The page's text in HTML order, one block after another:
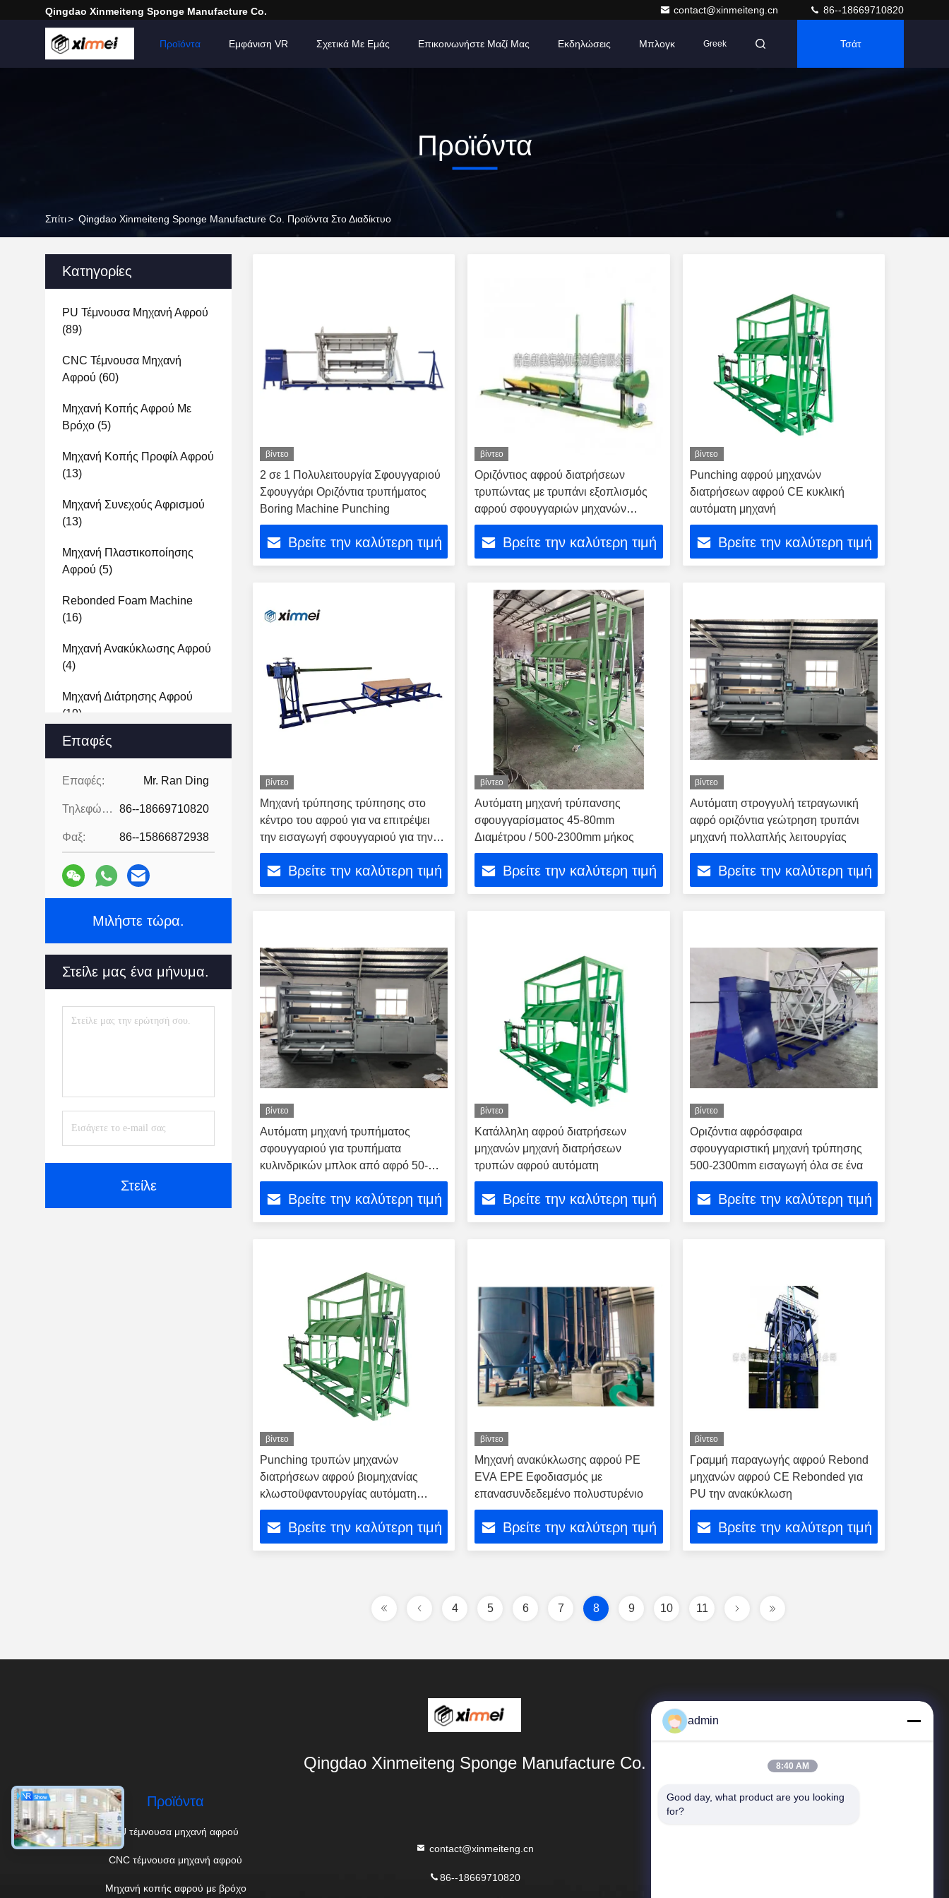
Qingdao Xinmeiteng Sponge Manufacture Co. contact@xinmeiteng.cn 86--18669710820
Σπίτι Προϊόντα Εμφάνιση VR Σχετικά Με Εμάς Επικοινωνήστε Μαζί Μας Εκδηλώσεις Μπλογκ Greek Τσάτ
Προϊόντα
Σπίτι> Qingdao Xinmeiteng Sponge Manufacture Co. Προϊόντα Στο Διαδίκτυο
Κατηγορίες
PU Τέμνουσα Μηχανή Αφρού
(89)
CNC Τέμνουσα Μηχανή
Αφρού (60)
Μηχανή Κοπής Αφρού Με
Βρόχο (5)
Μηχανή Κοπής Προφίλ Αφρού
(13)
Μηχανή Συνεχούς Αφρισμού
(13)
Μηχανή Πλαστικοποίησης
Αφρού (5)
Rebonded Foam Machine
(16)
Μηχανή Ανακύκλωσης Αφρού
(4)
Μηχανή Διάτρησης Αφρού
(19)
Καταστροφέας Εγγράφων
Σφουγγαριών(9)
(10)
Δεματοποιητής Αφρού(4)
Αυτόματη Μηχανή Palletizer
(3)
Επαφές
Επαφές: Mr. Ran Ding
Τηλεφώνημα: 86--18669710820
Φαξ: 86--15866872938
Μιλήστε τώρα.
Στείλε μας ένα μήνυμα.
Στείλε
βίντεο
2 σε 1 Πολυλειτουργία Σφουγγαριού
Σφουγγάρι Οριζόντια τρυπήματος
Boring Machine Punching
Βρείτε την καλύτερη τιμή
βίντεο
Οριζόντιος αφρού διατρήσεων
τρυπώντας με τρυπάνι εξοπλισμός
αφρού σφουγγαριών μηχανών
ακριβής
Βρείτε την καλύτερη τιμή
βίντεο
Punching αφρού μηχανών
διατρήσεων αφρού CE κυκλική
αυτόματη μηχανή
Βρείτε την καλύτερη τιμή
βίντεο
Μηχανή τρύπησης τρύπησης στο
κέντρο του αφρού για να επιτρέψει
την εισαγωγή σφουγγαριού για την
απολέπιση μηχανή Skiving κύλινδρο
αφρό σε λεπτές ατελείωτα μεγάλους
ρόλους ως Pr μηχανή για την
Βρείτε την καλύτερη τιμή
βίντεο
Αυτόματη μηχανή τρύπανσης
σφουγγαρίσματος 45-80mm
Διαμέτρου / 500-2300mm μήκος
Βρείτε την καλύτερη τιμή
βίντεο
Αυτόματη στρογγυλή τετραγωνική
αφρό οριζόντια γεώτρηση τρυπάνι
μηχανή πολλαπλής λειτουργίας
Βρείτε την καλύτερη τιμή
βίντεο
Αυτόματη μηχανή τρυπήματος
σφουγγαριού για τρυπήματα
κυλινδρικών μπλοκ από αφρό 50-
80mm Dia
Βρείτε την καλύτερη τιμή
βίντεο
Κατάλληλη αφρού διατρήσεων
μηχανών μηχανή διατρήσεων
τρυπών αφρού αυτόματη
Βρείτε την καλύτερη τιμή
βίντεο
Οριζόντια αφρόσφαιρα
σφουγγαριστική μηχανή τρύπησης
500-2300mm εισαγωγή όλα σε ένα
Βρείτε την καλύτερη τιμή
βίντεο
Punching τρυπών μηχανών
διατρήσεων αφρού βιομηχανίας
κλωστοϋφαντουργίας αυτόματη
μηχανή
Βρείτε την καλύτερη τιμή
βίντεο
Μηχανή ανακύκλωσης αφρού PE
EVA EPE Εφοδιασμός με
επανασυνδεδεμένο πολυστυρένιο
Βρείτε την καλύτερη τιμή
βίντεο
Γραμμή παραγωγής αφρού Rebond
μηχανών αφρού CE Rebonded για
PU την ανακύκλωση
Βρείτε την καλύτερη τιμή
4 5 6 7 8 9 10 11
Qingdao Xinmeiteng Sponge Manufacture Co.
Προϊόντα
PU τέμνουσα μηχανή αφρού
CNC τέμνουσα μηχανή αφρού
Μηχανή κοπής αφρού με βρόχο
contact@xinmeiteng.cn
86--18669710820
Γρήγοροι Σύνδεσμοι
admin
8:40 AM
Good day, what product are you looking
for?